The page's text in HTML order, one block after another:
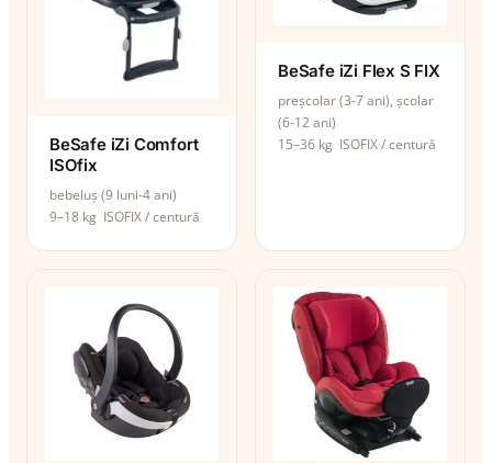
BeSafe iZi Comfort
ISOfix
bebeluș (9 luni-4 ani)
9–18 kg ISOFIX / centură
BeSafe iZi Flex S FIX
preșcolar (3-7 ani), școlar
(6-12 ani)
15–36 kg ISOFIX / centură